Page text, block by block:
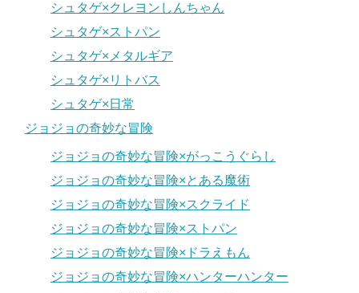
シュタゲ×クレヨンしんちゃん
シュタゲ×ストパン
シュタゲ×メタルギア
シュタゲ×リトバス
シュタゲ×日常
ジョジョの奇妙な冒険
ジョジョの奇妙な冒険×がっこうぐらし
ジョジョの奇妙な冒険×とある魔術
ジョジョの奇妙な冒険×スクライド
ジョジョの奇妙な冒険×ストパン
ジョジョの奇妙な冒険×ドラえもん
ジョジョの奇妙な冒険×ハンターハンター